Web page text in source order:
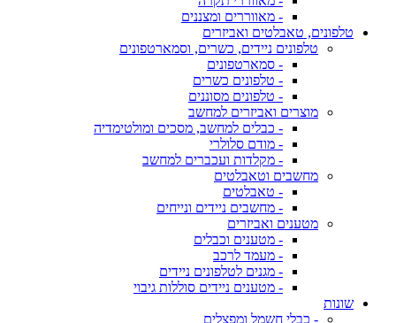
- מאווררים ומצננים
טלפונים, טאבלטים ואביזרים
טלפונים ניידים, כשרים, וסמארטפונים
- סמארטפונים
- טלפונים כשרים
- טלפונים מסוננים
מוצרים ואביזרים למחשב
- כבלים למחשב, מסכים ומולטימדיה
- מודם סלולרי
- מקלדות ועכברים למחשב
מחשבים וטאבלטים
- טאבלטים
- מחשבים ניידים ונייחים
מטענים ואביזרים
- מטענים וכבלים
- מעמד לרכב
- מגנים לטלפונים ניידים
- מטענים ניידים סוללות גיבוי
שונות
- כבלי חשמל ומפצלים